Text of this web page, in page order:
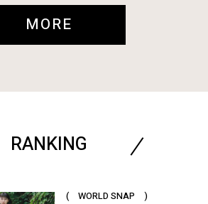
MORE
RANKING
( WORLD SNAP )